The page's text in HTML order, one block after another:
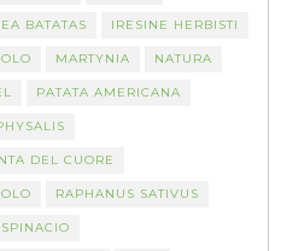
BATATAS IRESINE HERBISTI
MARTYNIA NATURA
PATATA AMERICANA
DEL CUORE
RAPHANUS SATIVUS
SPINACIO